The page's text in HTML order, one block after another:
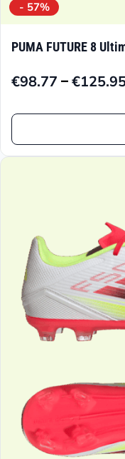
- 57%
PUMA FUTURE 8
€98.77 –€
Preisspanne:
€125.95
Dieses
Produkt
auf.
Die
Optionen
können
Produktseite
gewählt
werden